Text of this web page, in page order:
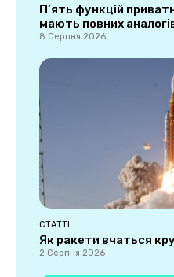
П’ять функцій
мають повних
8 Серпня 2026
СТАТТІ
Як ракети вчаться
2 Серпня 2026